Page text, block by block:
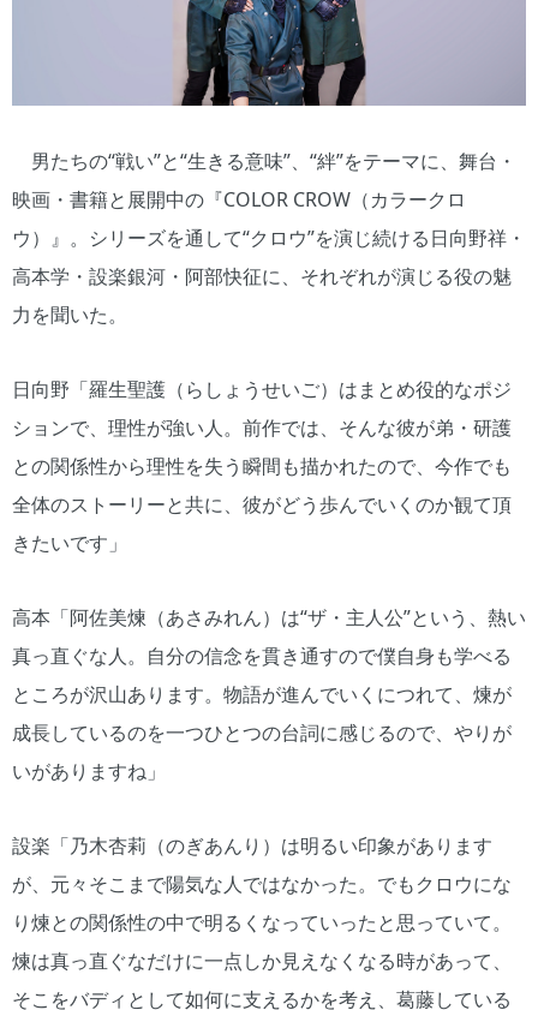
男たちの“戦い”と“生きる意味”、“絆”をテーマに、舞台・
映画・書籍と展開中の『COLOR CROW（カラークロ
ウ）』。シリーズを通して“クロウ”を演じ続ける日向野祥・
高本学・設楽銀河・阿部快征に、それぞれが演じる役の魅
力を聞いた。
日向野「羅生聖護（らしょうせいご）はまとめ役的なポジ
ションで、理性が強い人。前作では、そんな彼が弟・研護
との関係性から理性を失う瞬間も描かれたので、今作でも
全体のストーリーと共に、彼がどう歩んでいくのか観て頂
きたいです」
高本「阿佐美煉（あさみれん）は“ザ・主人公”という、熱い
真っ直ぐな人。自分の信念を貫き通すので僕自身も学べる
ところが沢山あります。物語が進んでいくにつれて、煉が
成長しているのを一つひとつの台詞に感じるので、やりが
いがありますね」
設楽「乃木杏莉（のぎあんり）は明るい印象があります
が、元々そこまで陽気な人ではなかった。でもクロウにな
り煉との関係性の中で明るくなっていったと思っていて。
煉は真っ直ぐなだけに一点しか見えなくなる時があって、
そこをバディとして如何に支えるかを考え、葛藤している